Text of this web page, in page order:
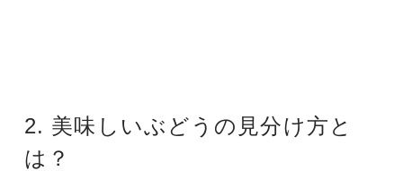
2. 美味しいぶどうの見分け方と
は？